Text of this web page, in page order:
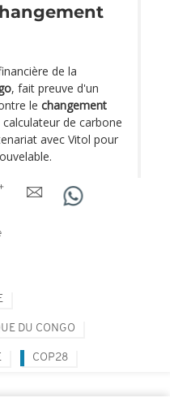
de la
, fait preuve d'un
le changement
de carbone
avec Vitol pour
DU CONGO
COP28